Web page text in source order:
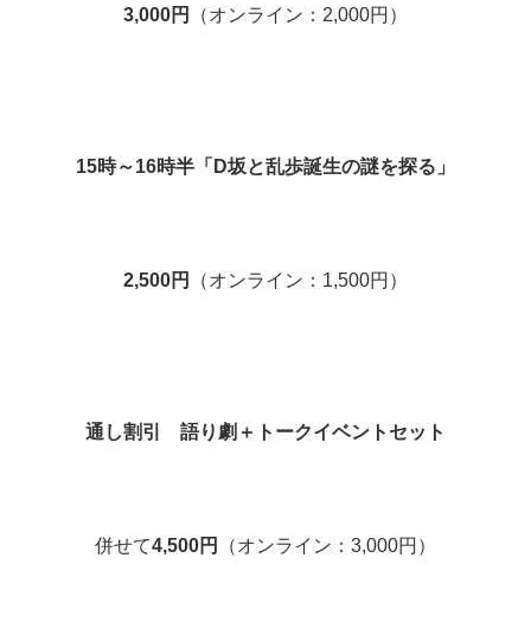
3,000円 （オンライン：2,000円）
15時～16時半「D坂と乱歩誕生の謎を探る」
2,500円 （オンライン：1,500円）
通し割引 語り劇＋トークイベントセット
併せて4,500円 （オンライン：3,000円）